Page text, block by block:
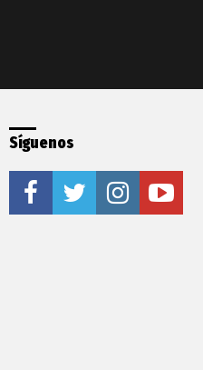
Síguenos
facebooktwitter instagramyoutube